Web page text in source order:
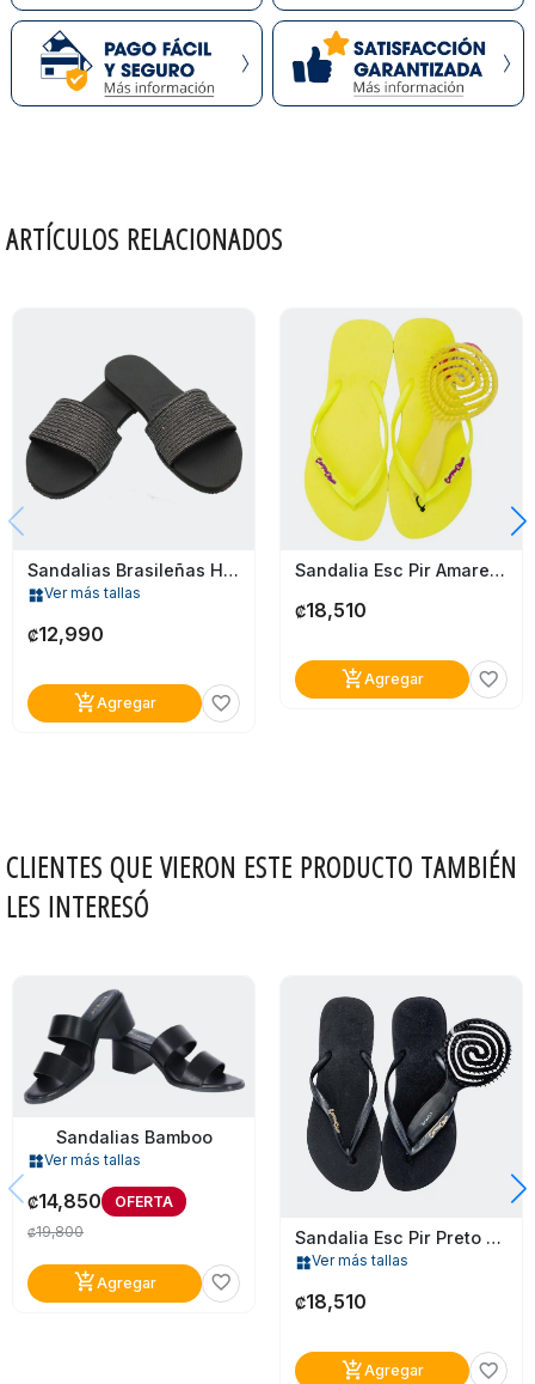
ARTÍCULOS RELACIONADOS
Sandalias Brasileñas Havaianas Para Mujer
widgetsVer más tallas
₡12,990
add_shopping_cartAgregar favorite_border
Sandalia Esc Pir Amarelo 11/12 Dompel
₡18,510
add_shopping_cartAgregar favorite_border
CLIENTES QUE VIERON ESTE PRODUCTO TAMBIÉN
LES INTERESÓ
Sandalias Bamboo
widgetsVer más tallas
₡14,850 OFERTA
₡19,800
add_shopping_cartAgregar favorite_border
Sandalia Esc Pir Preto 5/6 Dompel
widgetsVer más tallas
₡18,510
add_shopping_cartAgregar favorite_border